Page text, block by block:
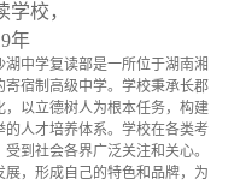
校，
年
湖中学复读部是一所位于湖南湘
寄宿制高级中学。学校秉承长郡
，以立德树人为根本任务，构建
的人才培养体系。学校在各类考
到社会各界广泛关注和关心。
展，形成自己的特色和品牌，为